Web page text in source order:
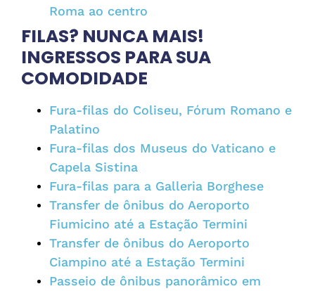
Roma ao centro
FILAS? NUNCA MAIS!
INGRESSOS PARA SUA
COMODIDADE
Fura-filas do Coliseu, Fórum Romano e
Palatino
Fura-filas dos Museus do Vaticano e
Capela Sistina
Fura-filas para a Galleria Borghese
Transfer de ônibus do Aeroporto
Fiumicino até a Estação Termini
Transfer de ônibus do Aeroporto
Ciampino até a Estação Termini
Passeio de ônibus panorâmico em